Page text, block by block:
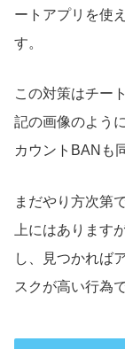
ートアプリを使
す。
この対策はチー
記の画像のよう
カウントBANも
まだやり方次第
上にはあります
し、見つかれば
スクが高い行為